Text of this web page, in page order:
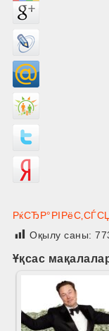
Оқылу саны:
Ұқсас